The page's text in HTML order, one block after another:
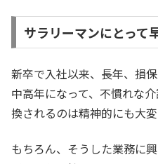
サラリーマンにとって
新卒で入社以来、長年、損
中高年になって、不慣れな
換されるのは精神的にも大変
もちろん、そうした業務に